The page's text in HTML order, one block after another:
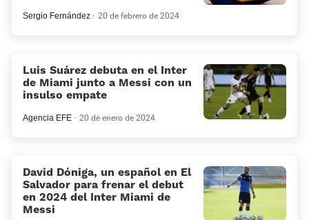
Sergio Fernández 20 de febrero de 2024
Luis Suárez debuta en el Inter
de Miami junto a Messi con un
insulso empate
Agencia EFE 20 de enero de 2024
David Dóniga, un español en El
Salvador para frenar el debut
en 2024 del Inter Miami de
Messi